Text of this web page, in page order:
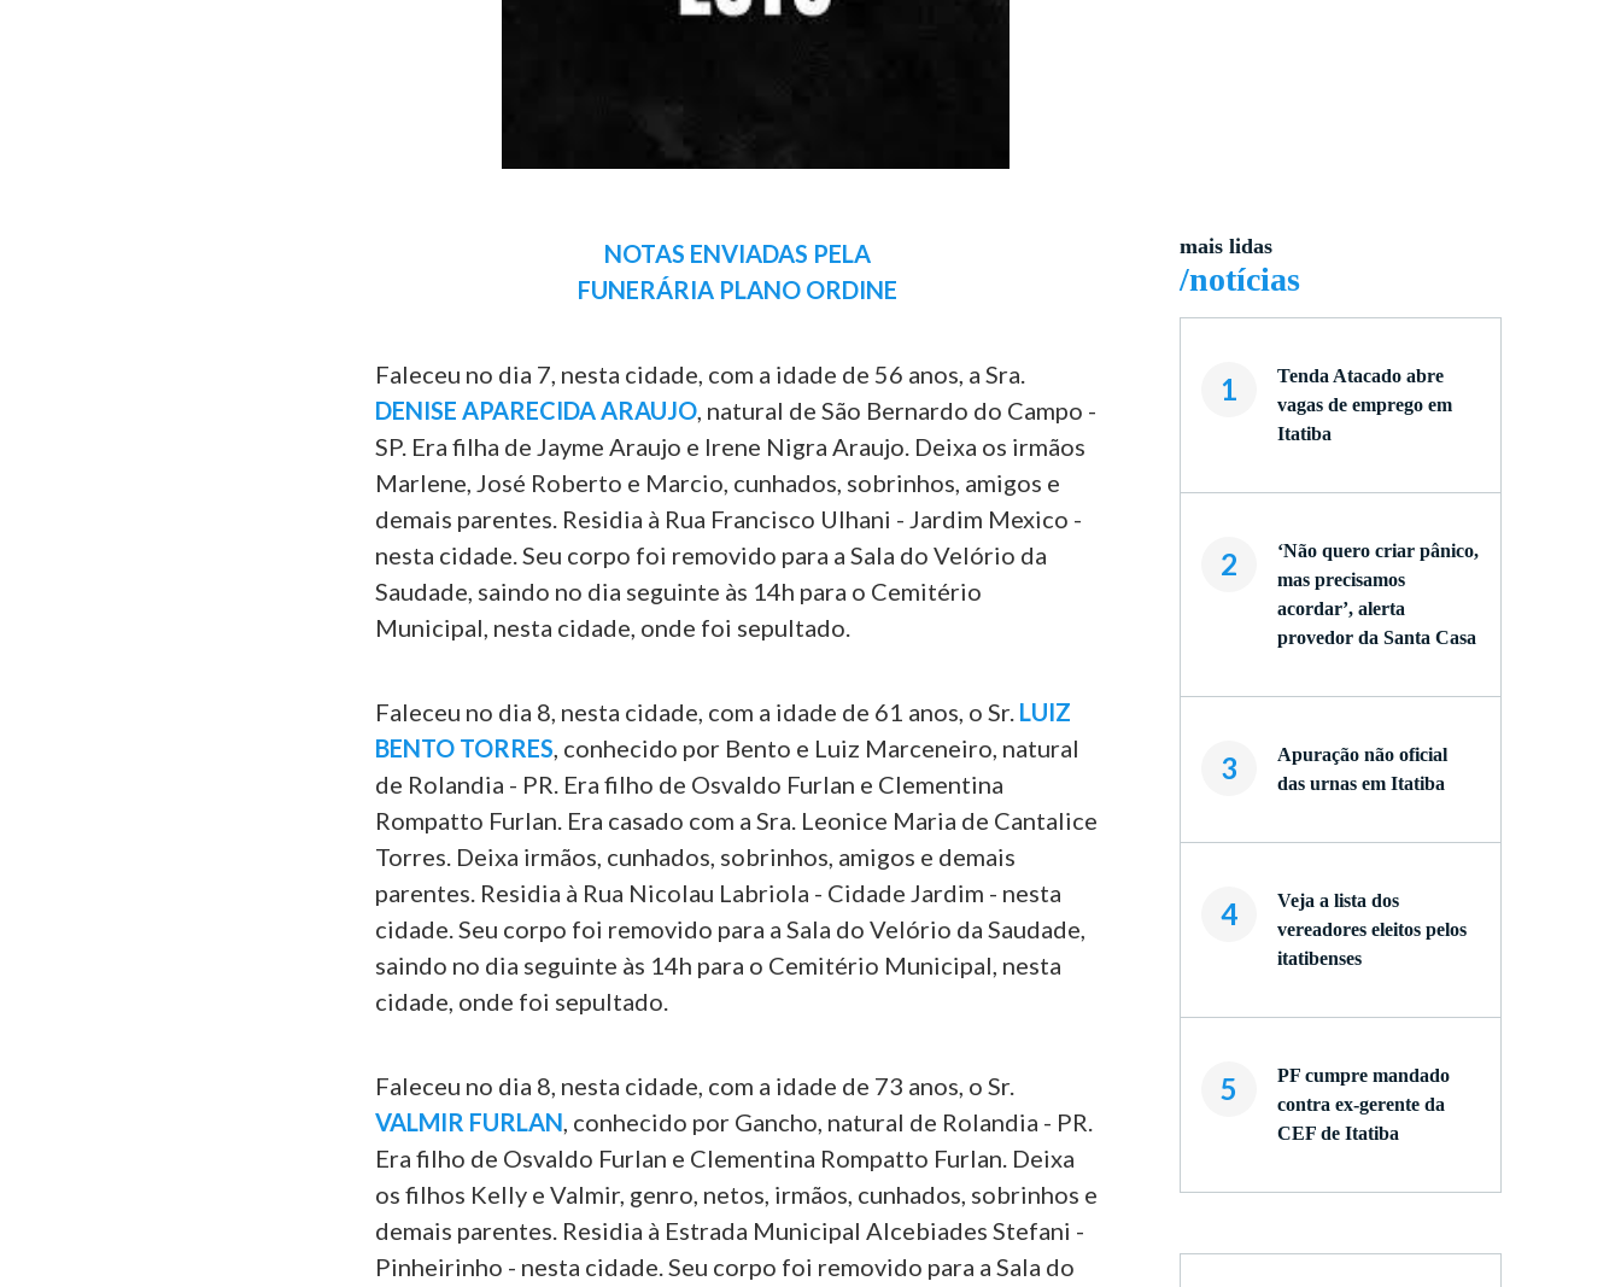
NOTAS ENVIADAS PELA
FUNERÁRIA PLANO ORDINE
Faleceu no dia 7, nesta cidade, com a idade de 56 anos, a Sra.
DENISE APARECIDA ARAUJO, natural de São Bernardo do Campo -
SP. Era filha de Jayme Araujo e Irene Nigra Araujo. Deixa os irmãos
Marlene, José Roberto e Marcio, cunhados, sobrinhos, amigos e
demais parentes. Residia à Rua Francisco Ulhani - Jardim Mexico -
nesta cidade. Seu corpo foi removido para a Sala do Velório da
Saudade, saindo no dia seguinte às 14h para o Cemitério
Municipal, nesta cidade, onde foi sepultado.
Faleceu no dia 8, nesta cidade, com a idade de 61 anos, o Sr. LUIZ
BENTO TORRES, conhecido por Bento e Luiz Marceneiro, natural
de Rolandia - PR. Era filho de Osvaldo Furlan e Clementina
Rompatto Furlan. Era casado com a Sra. Leonice Maria de Cantalice
Torres. Deixa irmãos, cunhados, sobrinhos, amigos e demais
parentes. Residia à Rua Nicolau Labriola - Cidade Jardim - nesta
cidade. Seu corpo foi removido para a Sala do Velório da Saudade,
saindo no dia seguinte às 14h para o Cemitério Municipal, nesta
cidade, onde foi sepultado.
Faleceu no dia 8, nesta cidade, com a idade de 73 anos, o Sr.
VALMIR FURLAN, conhecido por Gancho, natural de Rolandia - PR.
Era filho de Osvaldo Furlan e Clementina Rompatto Furlan. Deixa
os filhos Kelly e Valmir, genro, netos, irmãos, cunhados, sobrinhos e
demais parentes. Residia à Estrada Municipal Alcebiades Stefani -
Pinheirinho - nesta cidade. Seu corpo foi removido para a Sala do
mais lidas
/notícias
1
Tenda Atacado abre
vagas de emprego em
Itatiba
2
‘Não quero criar pânico,
mas precisamos
acordar’, alerta
provedor da Santa Casa
3
Apuração não oficial
das urnas em Itatiba
4
Veja a lista dos
vereadores eleitos pelos
itatibenses
5
PF cumpre mandado
contra ex-gerente da
CEF de Itatiba